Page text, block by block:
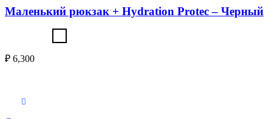
Маленький рюкзак + Hydration Protec – Черный
₽ 6,300